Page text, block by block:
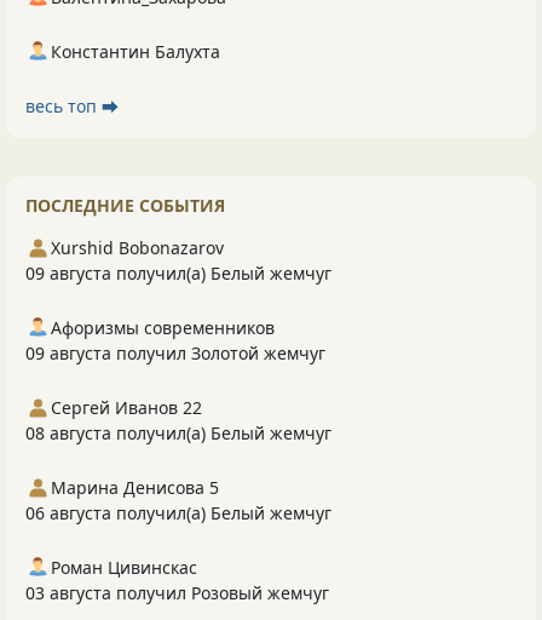
Константин Балухта
весь топ ⮕
ПОСЛЕДНИЕ СОБЫТИЯ
Xurshid Bobonazarov
09 августа получил(а) Белый жемчуг
Афоризмы современников
09 августа получил Золотой жемчуг
Сергей Иванов 22
08 августа получил(а) Белый жемчуг
Марина Денисова 5
06 августа получил(а) Белый жемчуг
Роман Цивинскас
03 августа получил Розовый жемчуг